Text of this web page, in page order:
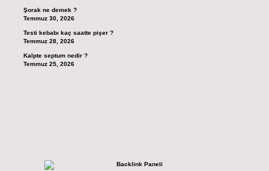
Şorak ne demek ?
Temmuz 30, 2026
Testi kebabı kaç saatte pişer ?
Temmuz 28, 2026
Kalpte septum nedir ?
Temmuz 25, 2026